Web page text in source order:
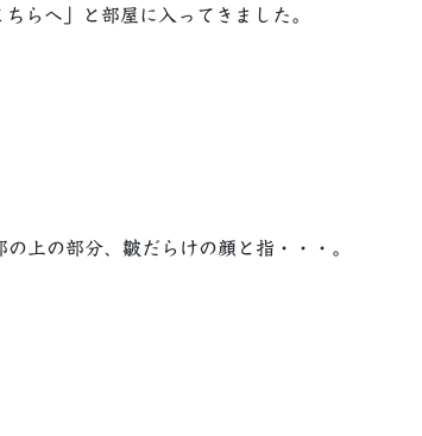
らへ」と部屋に入ってきました。
上の部分、皺だらけの顔と指・・・。